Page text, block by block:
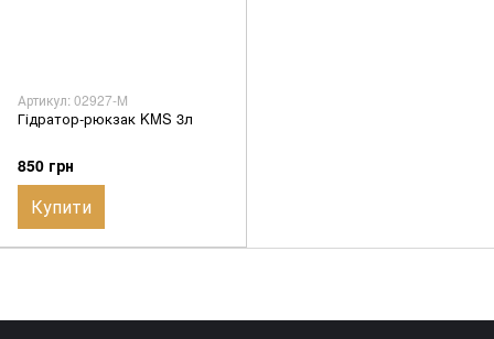
Артикул: 02927-M
Гідратор-рюкзак KMS 3л
850 грн
Купити